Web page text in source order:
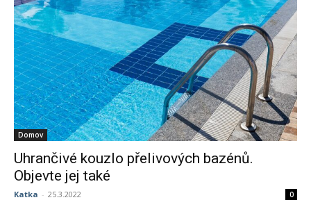
Domov
Uhrančivé kouzlo přelivových bazénů.
Objevte jej také
Katka - 25.3.2022 0